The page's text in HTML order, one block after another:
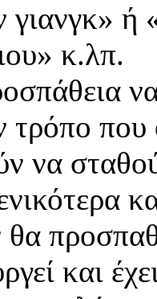
γιανγκ»
κ.λπ.
τρόπο
να
και